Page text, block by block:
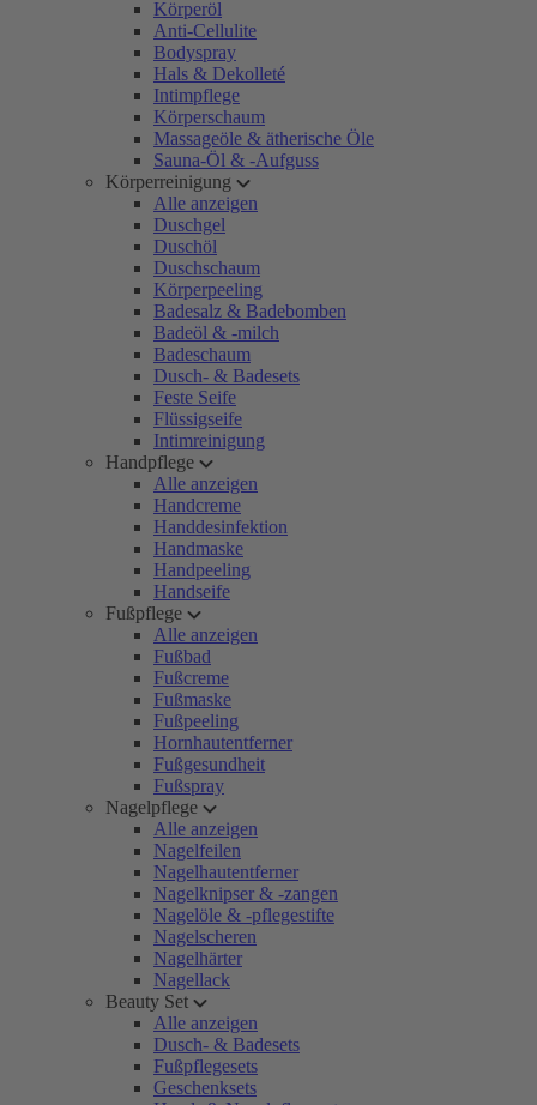
Körperöl
Anti-Cellulite
Bodyspray
Hals & Dekolleté
Intimpflege
Körperschaum
Massageöle & ätherische Öle
Sauna-Öl & -Aufguss
Körperreinigung
Alle anzeigen
Duschgel
Duschöl
Duschschaum
Körperpeeling
Badesalz & Badebomben
Badeöl & -milch
Badeschaum
Dusch- & Badesets
Feste Seife
Flüssigseife
Intimreinigung
Handpflege
Alle anzeigen
Handcreme
Handdesinfektion
Handmaske
Handpeeling
Handseife
Fußpflege
Alle anzeigen
Fußbad
Fußcreme
Fußmaske
Fußpeeling
Hornhautentferner
Fußgesundheit
Fußspray
Nagelpflege
Alle anzeigen
Nagelfeilen
Nagelhautentferner
Nagelknipser & -zangen
Nagelöle & -pflegestifte
Nagelscheren
Nagelhärter
Nagellack
Beauty Set
Alle anzeigen
Dusch- & Badesets
Fußpflegesets
Geschenksets